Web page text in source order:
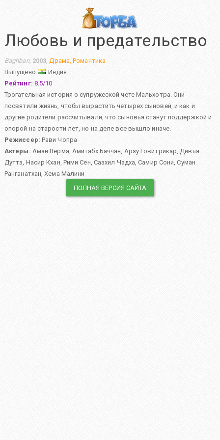
Любовь и предательство
Baghban, 2003,Драма,Романтика
Выпущено
Индия
Рейтинг: 8.5/10
Трогательная история о супружеской чете Мальхотра. Они
посвятили жизнь, чтобы вырастить четырех сыновей, и как и
другие родители рассчитывали, что сыновья станут поддержкой и
опорой на старости лет, но на деле все вышло иначе.
Режиссер: Рави Чопра
Актеры: Аман Верма, Амитабх Баччан, Арзу Говитрикар,Дивья
Дутта, Насир Кхан, Рими Сен, Саахил Чадха,Самир Сони,Суман
Ранганатхан,Хема Малини
ПОЛНАЯ ВЕРСИЯ САЙТА